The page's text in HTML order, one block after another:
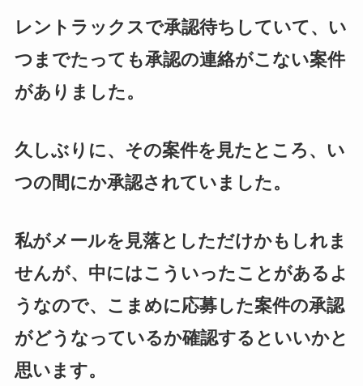
レントラックスで承認待ちしていて、い
つまでたっても承認の連絡がこない案件
がありました。
久しぶりに、その案件を見たところ、い
つの間にか承認されていました。
私がメールを見落としただけかもしれま
せんが、中にはこういったことがあるよ
うなので、こまめに応募した案件の承認
がどうなっているか確認するといいかと
思います。